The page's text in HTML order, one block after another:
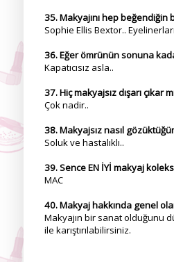
35. Makyajını hep beğendiğin
Sophie Ellis Bextor..
36. Eğer ömrünün sonuna
Kapatıcısız asla..
37. Hiç makyajsız dışarı çıkar
Çok nadir..
38. Makyajsız nasıl
Soluk ve hastalıklı..
39. Sence EN İYİ makyaj
MAC
40. Makyaj hakkında genel
Makyajın bir sanat olduğunu
ile karıştırılabilirsiniz.